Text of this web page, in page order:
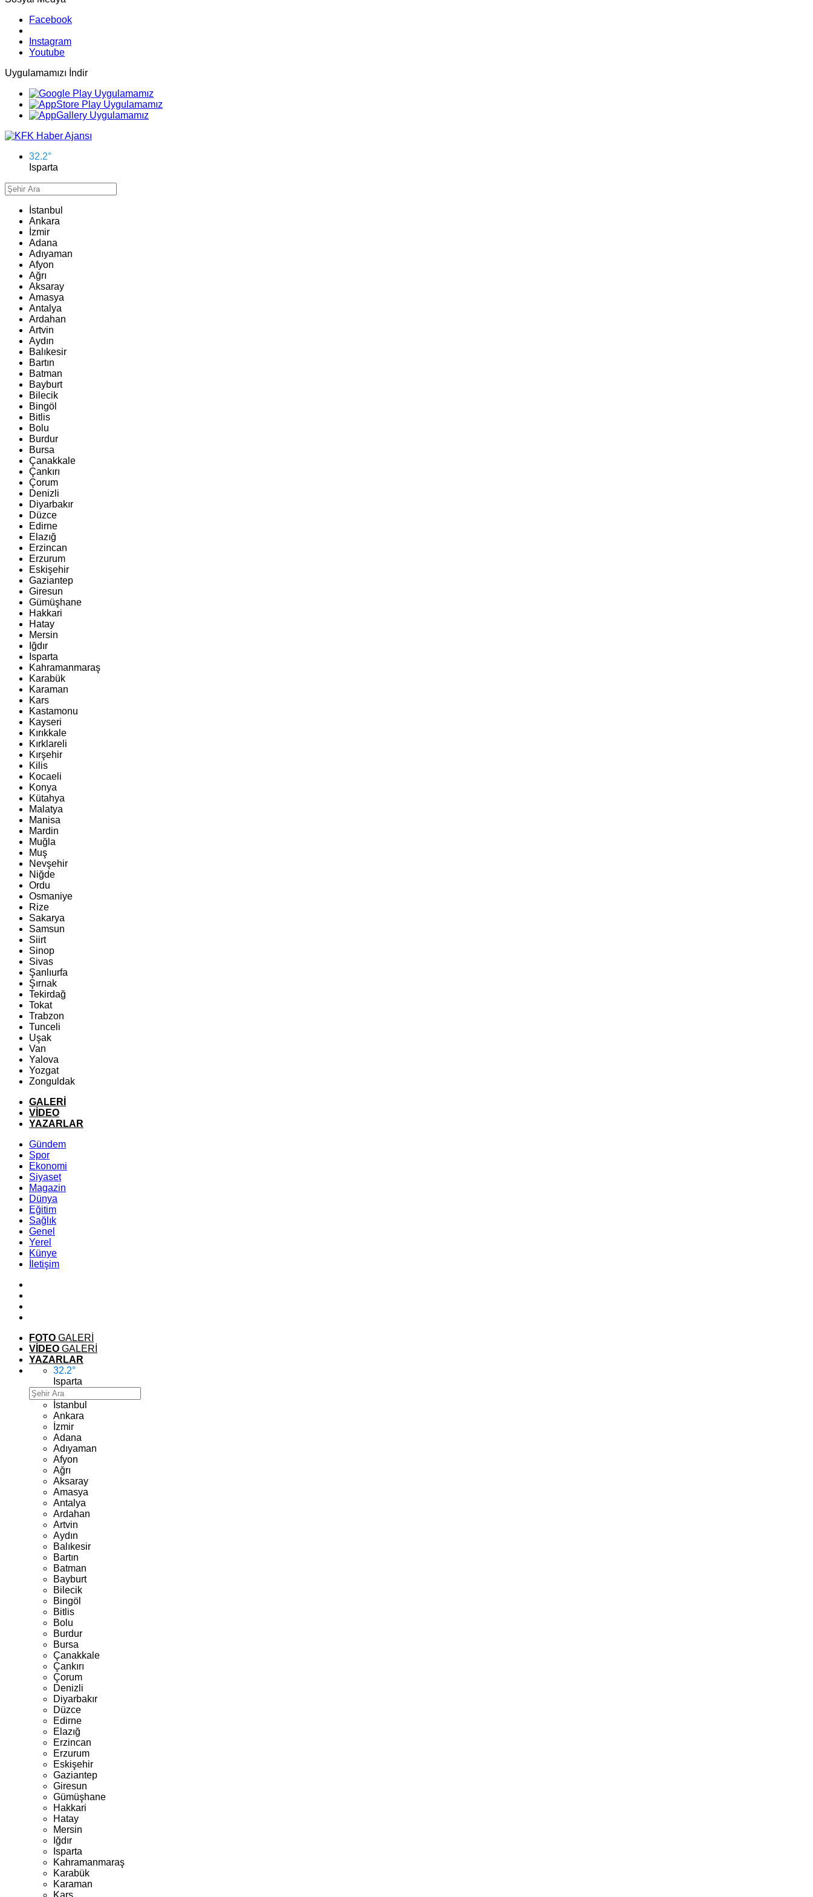
Facebook
Instagram
Youtube
Uygulamamızı İndir
32.2°
Isparta
İstanbul
Ankara
İzmir
Adana
Adıyaman
Afyon
Ağrı
Aksaray
Amasya
Antalya
Ardahan
Artvin
Aydın
Balıkesir
Bartın
Batman
Bayburt
Bilecik
Bingöl
Bitlis
Bolu
Burdur
Bursa
Çanakkale
Çankırı
Çorum
Denizli
Diyarbakır
Düzce
Edirne
Elazığ
Erzincan
Erzurum
Eskişehir
Gaziantep
Giresun
Gümüşhane
Hakkari
Hatay
Mersin
Iğdır
Isparta
Kahramanmaraş
Karabük
Karaman
Kars
Kastamonu
Kayseri
Kırıkkale
Kırklareli
Kırşehir
Kilis
Kocaeli
Konya
Kütahya
Malatya
Manisa
Mardin
Muğla
Muş
Nevşehir
Niğde
Ordu
Osmaniye
Rize
Sakarya
Samsun
Siirt
Sinop
Sivas
Şanlıurfa
Şırnak
Tekirdağ
Tokat
Trabzon
Tunceli
Uşak
Van
Yalova
Yozgat
Zonguldak
GALERİ
VİDEO
YAZARLAR
Gündem
Spor
Ekonomi
Siyaset
Magazin
Dünya
Eğitim
Sağlık
Genel
Yerel
Künye
İletişim
FOTO GALERİ
VİDEO GALERİ
YAZARLAR
32.2°
Isparta
İstanbul
Ankara
İzmir
Adana
Adıyaman
Afyon
Ağrı
Aksaray
Amasya
Antalya
Ardahan
Artvin
Aydın
Balıkesir
Bartın
Batman
Bayburt
Bilecik
Bingöl
Bitlis
Bolu
Burdur
Bursa
Çanakkale
Çankırı
Çorum
Denizli
Diyarbakır
Düzce
Edirne
Elazığ
Erzincan
Erzurum
Eskişehir
Gaziantep
Giresun
Gümüşhane
Hakkari
Hatay
Mersin
Iğdır
Isparta
Kahramanmaraş
Karabük
Karaman
Kars